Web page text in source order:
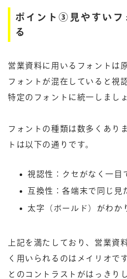
ポイント③見やすいフ
る
営業資料に用いるフォントは
フォントが混在していると視
特定のフォントに統一しまし
フォントの種類は数多くあり
トは以下の通りです。
視認性：クセがなく一目
互換性：各端末で同じ見
太字（ボールド）がわか
上記を満たしており、 営業資
く用いられるのはメイリオで
とのコントラストがはっきり